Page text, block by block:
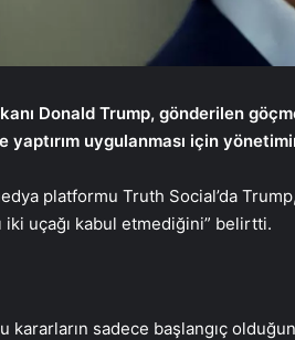
Donald Trump, gönderilen
yaptırım uygulanması için
platformu Truth Social’da
iki uçağı kabul etmediğini” belirtti.
kararların sadece başlangıç